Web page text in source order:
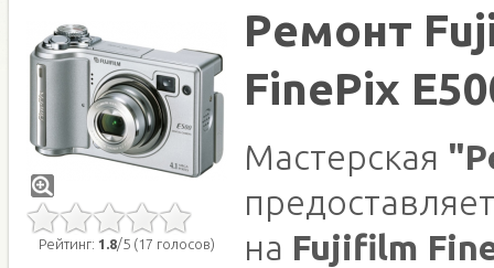
Рейтинг: 1.8/5 (17 голосов)
Ремонт
FinePix
Мастерская
на Fujifilm